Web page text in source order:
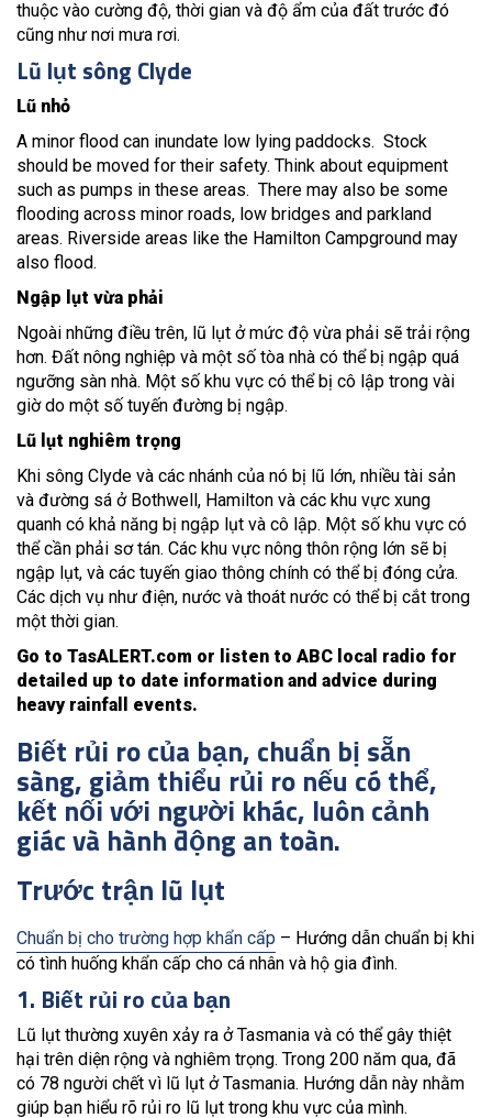
thuộc vào cường độ, thời gian và độ ẩm của đất trước đó
cũng như nơi mưa rơi.
Lũ lụt sông Clyde
Lũ nhỏ
A minor flood can inundate low lying paddocks. Stock
should be moved for their safety. Think about equipment
such as pumps in these areas. There may also be some
flooding across minor roads, low bridges and parkland
areas. Riverside areas like the Hamilton Campground may
also flood.
Ngập lụt vừa phải
Ngoài những điều trên, lũ lụt ở mức độ vừa phải sẽ trải rộng
hơn. Đất nông nghiệp và một số tòa nhà có thể bị ngập quá
ngưỡng sàn nhà. Một số khu vực có thể bị cô lập trong vài
giờ do một số tuyến đường bị ngập.
Lũ lụt nghiêm trọng
Khi sông Clyde và các nhánh của nó bị lũ lớn, nhiều tài sản
và đường sá ở Bothwell, Hamilton và các khu vực xung
quanh có khả năng bị ngập lụt và cô lập. Một số khu vực có
thể cần phải sơ tán. Các khu vực nông thôn rộng lớn sẽ bị
ngập lụt, và các tuyến giao thông chính có thể bị đóng cửa.
Các dịch vụ như điện, nước và thoát nước có thể bị cắt trong
một thời gian.
Go to TasALERT.com or listen to ABC local radio for
detailed up to date information and advice during
heavy rainfall events.
Biết rủi ro của bạn, chuẩn bị sẵn
sàng, giảm thiểu rủi ro nếu có thể,
kết nối với người khác, luôn cảnh
giác và hành động an toàn.
Trước trận lũ lụt
Chuẩn bị cho trường hợp khẩn cấp – Hướng dẫn chuẩn bị khi
có tình huống khẩn cấp cho cá nhân và hộ gia đình.
1. Biết rủi ro của bạn
Lũ lụt thường xuyên xảy ra ở Tasmania và có thể gây thiệt
hại trên diện rộng và nghiêm trọng. Trong 200 năm qua, đã
có 78 người chết vì lũ lụt ở Tasmania. Hướng dẫn này nhằm
giúp bạn hiểu rõ rủi ro lũ lụt trong khu vực của mình.